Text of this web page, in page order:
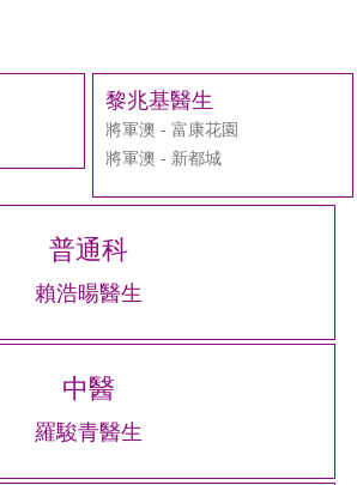
黎兆基醫生
將軍澳 - 富康花園
將軍澳 - 新都城
普通科
賴浩暘醫生
中醫
羅駿青醫生